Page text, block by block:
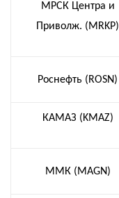
МРСК Центра и
Приволж. (MRKP)
Роснефть (ROSN)
КАМАЗ (KMAZ)
ММК (MAGN)